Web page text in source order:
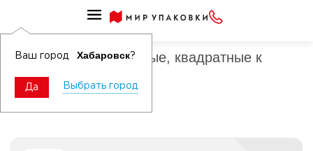
Ваш город Хабаровск?
Да Выбрать город
Крышки прямоугольные, квадратные к